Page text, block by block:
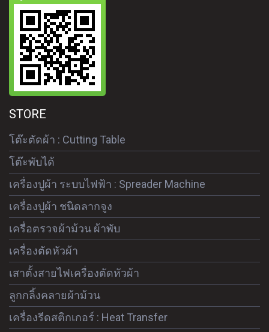
STORE
โต๊ะตัดผ้า : Cutting Table
โต๊ะพับได้
เครื่องปูผ้า ระบบไฟฟ้า : Spreader Machine
เครื่องปูผ้า ชนิดลากจูง
เครื่อตรวจผ้าม้วน ผ้าพับ
เครื่องตัดหัวผ้า
เสาตั้งสายไฟเครื่องตัดหัวผ้า
ลูกกลิ้งคลายผ้าม้วน
เครื่องรีดสติกเกอร์ : Heat Transfer